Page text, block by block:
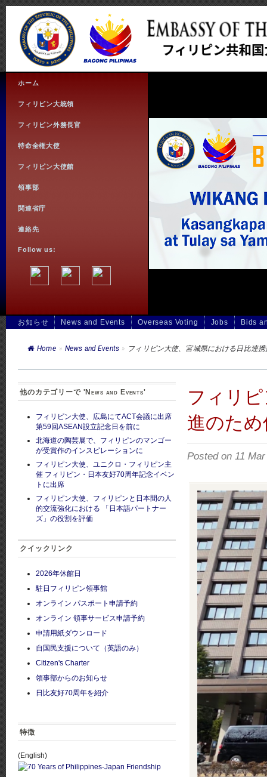
ホーム
フィリピン大統領
フィリピン外務長官
特命全権大使
フィリピン大使館
領事部
関連省庁
連絡先
Follow us:
お知らせ News and Events Overseas Voting Jobs Bids
Home » News and Events » フィリピン大使、宮城県における日比連
フィリ
進のた
Posted on 11
他のカテゴリーで 'News and Events'
フィリピン大使、広島にてACT会議に出席
第59回ASEAN設立記念日を前に
北海道の陶芸展で、フィリピンのマンゴー
が受賞作のインスピレーションに
フィリピン大使、ユニクロ・フィリピン主
催 フィリピン・日本友好70周年記念イベン
トに出席
フィリピン大使、フィリピンと日本間の人
的交流強化における 「日本語パートナー
ズ」の役割を評価
クイックリンク
2026年休館日
駐日フィリピン領事館
オンライン パスポート申請予約
オンライン 領事サービス申請予約
申請用紙ダウンロード
自国民支援について（英語のみ）
Citizen's Charter
領事部からのお知らせ
日比友好70周年を紹介
特徴
(English)